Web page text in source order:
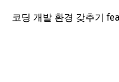
코딩 개발 환경 갖추기